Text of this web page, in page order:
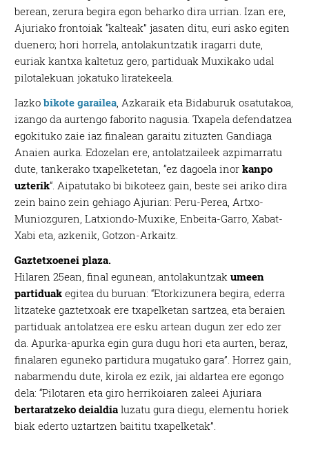
berean, zerura begira egon beharko dira urrian. Izan ere,
Ajuriako frontoiak “kalteak” jasaten ditu, euri asko egiten
duenero; hori horrela, antolakuntzatik iragarri dute,
euriak kantxa kaltetuz gero, partiduak Muxikako udal
pilotalekuan jokatuko liratekeela.
Iazkobikote garailea, Azkaraik eta Bidaburuk osatutakoa,
izango da aurtengo faborito nagusia. Txapela defendatzea
egokituko zaie iaz finalean garaitu zituzten Gandiaga
Anaien aurka. Edozelan ere, antolatzaileek azpimarratu
dute, tankerako txapelketetan, “ez dagoela inorkanpo
uzterik“. Aipatutako bi bikoteez gain, beste sei ariko dira
zein baino zein gehiago Ajurian: Peru-Perea, Artxo-
Muniozguren, Latxiondo-Muxike, Enbeita-Garro, Xabat-
Xabi eta, azkenik, Gotzon-Arkaitz.
Gaztetxoenei plaza.
Hilaren 25ean, final egunean, antolakuntzak umeen
partiduak egitea du buruan: “Etorkizunera begira, ederra
litzateke gaztetxoak ere txapelketan sartzea, eta beraien
partiduak antolatzea ere esku artean dugun zer edo zer
da. Apurka-apurka egin gura dugu hori eta aurten, beraz,
finalaren eguneko partidura mugatuko gara”. Horrez gain,
nabarmendu dute, kirola ez ezik, jai aldartea ere egongo
dela: “Pilotaren eta giro herrikoiaren zaleei Ajuriara
bertaratzeko deialdia luzatu gura diegu, elementu horiek
biak ederto uztartzen baititu txapelketak”.